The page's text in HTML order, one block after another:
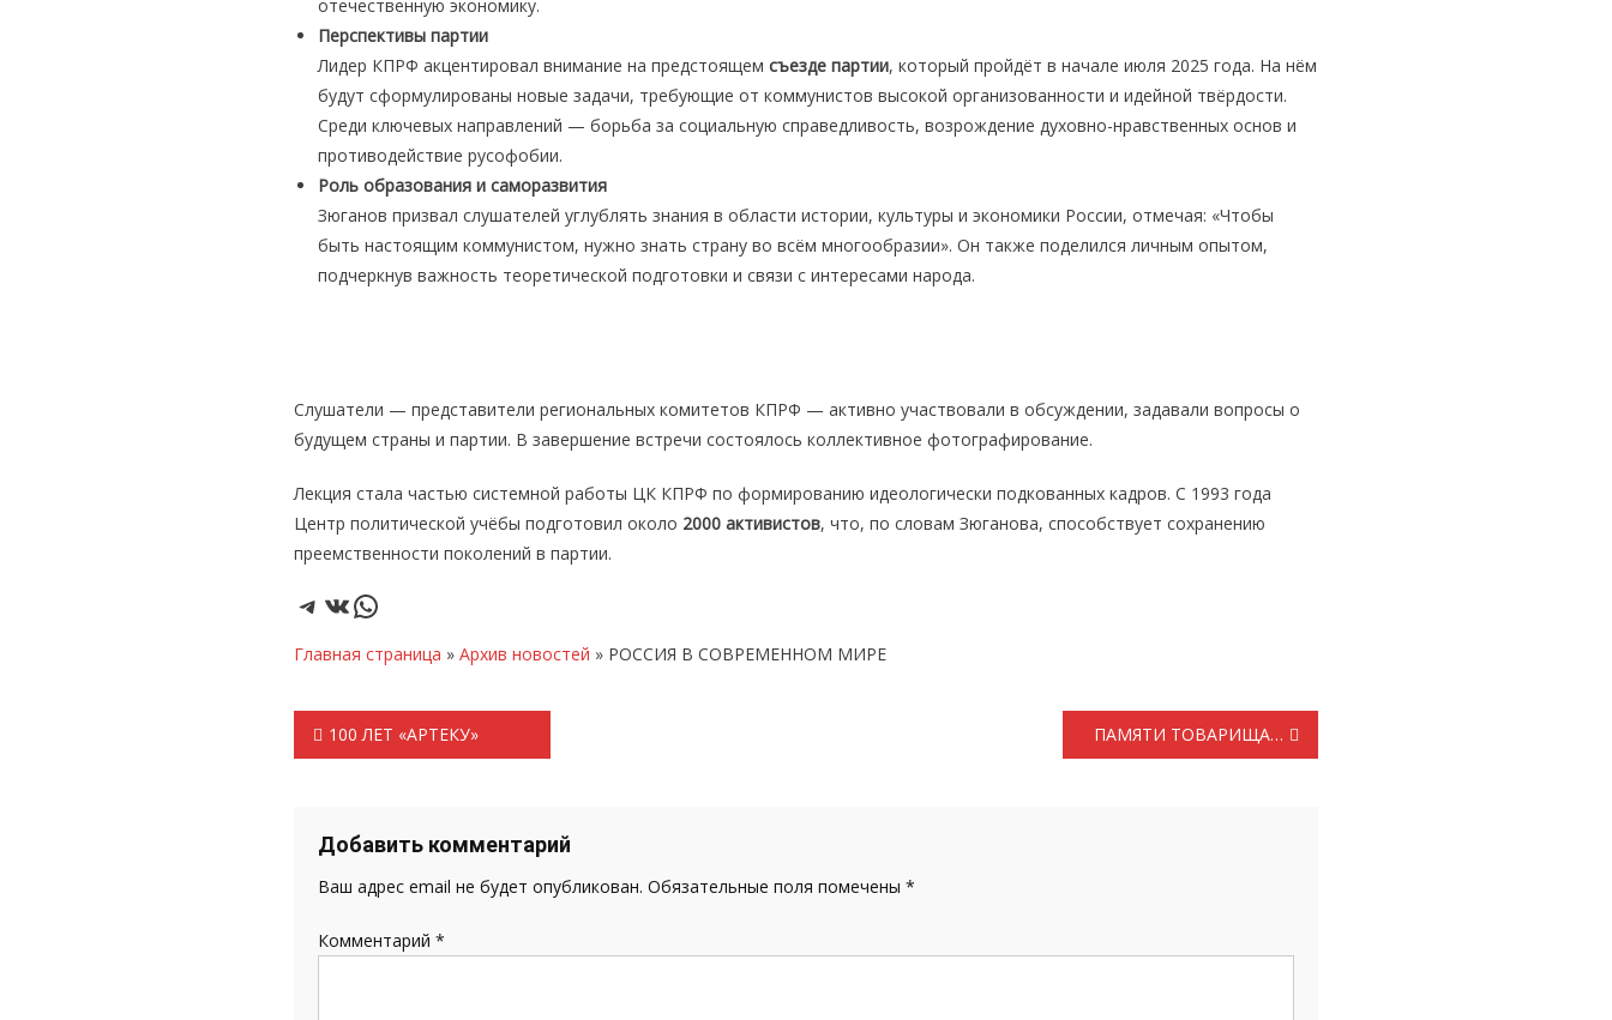
отечественную экономику.
Перспективы партии
Лидер КПРФ акцентировал внимание на предстоящем съезде партии, который пройдёт в начале июля 2025 года. На нём
будут сформулированы новые задачи, требующие от коммунистов высокой организованности и идейной твёрдости.
Среди ключевых направлений — борьба за социальную справедливость, возрождение духовно-нравственных основ и
противодействие русофобии.
Роль образования и саморазвития
Зюганов призвал слушателей углублять знания в области истории, культуры и экономики России, отмечая: «Чтобы
быть настоящим коммунистом, нужно знать страну во всём многообразии». Он также поделился личным опытом,
подчеркнув важность теоретической подготовки и связи с интересами народа.
Слушатели — представители региональных комитетов КПРФ — активно участвовали в обсуждении, задавали вопросы о
будущем страны и партии. В завершение встречи состоялось коллективное фотографирование.
Лекция стала частью системной работы ЦК КПРФ по формированию идеологически подкованных кадров. С 1993 года
Центр политической учёбы подготовил около 2000 активистов, что, по словам Зюганова, способствует сохранению
преемственности поколений в партии.
Telegram
ВКонтакте
WhatsApp
Главная страница » Архив новостей » РОССИЯ В СОВРЕМЕННОМ МИРЕ
Навигация
записям
100 ЛЕТ «АРТЕКУ» ПАМЯТИ ТОВАРИЩА…
Добавить комментарий
Ваш адрес email не будет опубликован. Обязательные поля помечены *
Комментарий *